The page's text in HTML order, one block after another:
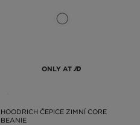
ONLY AT
HOODRICH ČEPICE ZIMNÍ CORE
BEANIE